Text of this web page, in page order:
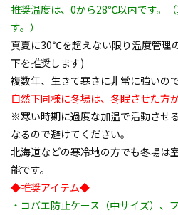
推奨温度は、0から28℃以内です。
す。）
真夏に30℃を超えない限り温度管理
下を推奨します)
複数年、生きて寒さに非常に強いの
自然下同様に冬場は、冬眠させた方
※寒い時期に過度な加温で活動させ
なるので避けてください。
北海道などの寒冷地の方でも冬場は
能です。
◆推奨アイテム◆
・コバエ防止ケース（中サイズ）、